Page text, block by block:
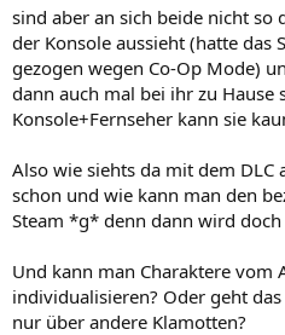
sind aber an sich beide nicht so
der Konsole aussieht (hatte das
gezogen wegen Co-Op Mode)
dann auch mal bei ihr zu Hause
Konsole+Fernseher kann sie
Also wie siehts da mit dem DLC
schon und wie kann man den
Steam *g* denn dann wird doch
Und kann man Charaktere vom
individualisieren? Oder geht
nur über andere Klamotten?